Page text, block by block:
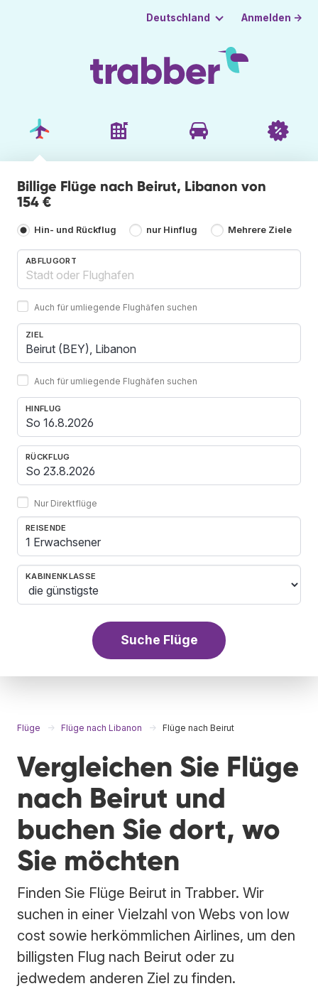
Deutschland Anmelden →
Billige Flüge nach Beirut, Libanon von
154 €
Hin- und Rückflug nur Hinflug Mehrere Ziele
ABFLUGORT
Auch für umliegende Flughäfen suchen
ZIEL
Auch für umliegende Flughäfen suchen
HINFLUG
RÜCKFLUG
Nur Direktflüge
REISENDE
1 Erwachsener
KABINENKLASSE
Suche Flüge
Flüge Flüge nach Libanon Flüge nach Beirut
Vergleichen Sie Flüge
nach Beirut und
buchen Sie dort, wo
Sie möchten
Finden Sie Flüge Beirut in Trabber. Wir
suchen in einer Vielzahl von Webs von low
cost sowie herkömmlichen Airlines, um den
billigsten Flug nach Beirut oder zu
jedwedem anderen Ziel zu finden.